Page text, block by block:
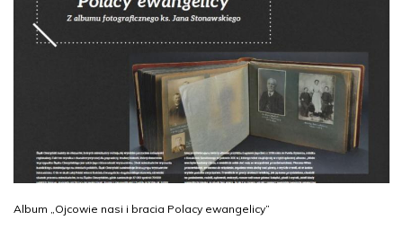
Album „Ojcowie nasi i bracia Polacy ewangelicy”